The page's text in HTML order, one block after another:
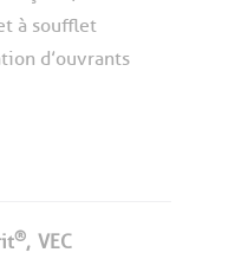
à soufflet
d’ouvrants
®, VEC